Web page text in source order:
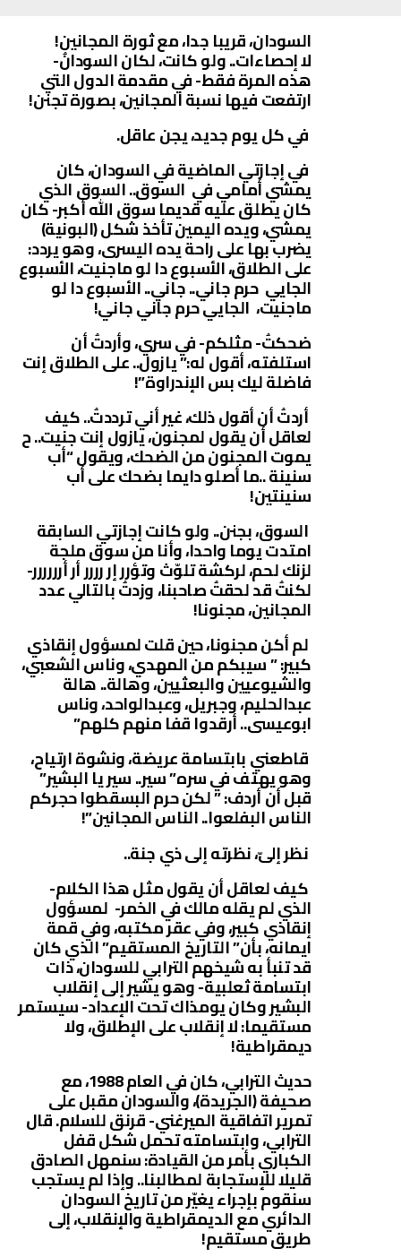
السودان، قريبا جدا، مع ثورة المجانين!
لا إحصاءات.. ولو كانت، لكان السودانُ-
هذه المرة فقط- في مقدمة الدول التي
ارتفعت فيها نسبة المجانين، بصورة تجنن!
في كل يوم جديد، يجن عاقل.
في إجازتي الماضية في السودان، كان
يمشي أمامي في السوق.. السوق الذي
كان يطلق عليه قديما سوق الله أكبر- كان
يمشي، ويده اليمين تأخذ شكل (البونية)
يضرب بها على راحة يده اليسرى، وهو يردد:
على الطلاق، الأسبوع دا لو ماجنيت، الأسبوع
الجايي حرم جاني.. جاني.. الأسبوع دا لو
ماجنيت، الجايي حرم جاني جاني!
ضحكتُ- مثلكم- في سري، وأردتُ أن
استلفته، أقول له:” يازول.. على الطلاق إنت
فاضلة ليك بس الإندراوة”!
أردتُ أن أقول ذلك، غير أني ترددتُ.. كيف
لعاقل أن يقول لمجنون، يازول إنت جنيت.. ح
يموت المجنون من الضحك، ويقول “أب
سنينة ..ما أصلو دايما بضحك على أب
سنينتين!
السوق، بجنن.. ولو كانت إجازتي السابقة
امتدت يوما واحدا، وأنا من سوق ملجة
لزنك لحم، لركشة تلوّث وتؤرر إر رررر أر أرررررر-
لكنتُ قد لحقتُ صاحبنا، وزدتُ بالتالي عدد
المجانين، مجنونا!
لم أكن مجنونا، حين قلت لمسؤول إنقاذي
كبير: ” سيبكم من المهدي، وناس الشعبي،
والشيوعيين والبعثيين، وهالة.. هالة
عبدالحليم، وجبريل، وعبدالواحد، وناس
ابوعيسى.. أرقدوا قفا منهم كلهم”
قاطعني بابتسامة عريضة، ونشوة ارتياح،
وهو يهتف في سره” سير.. سير يا البشير”
قبل أن أردف: ” لكن حرم البسقطوا حجركم
الناس البفلعوا.. الناس المجانين”!
نظر إلىّ، نظرته إلى ذي جنة..
كيف لعاقل أن يقول مثل هذا الكلام-
الذي لم يقله مالك في الخمر- لمسؤول
إنقاذي كبير، وفي عقر مكتبه، وفي قمة
ايمانه، بأن” التاريخ المستقيم” الذي كان
قد تنبأ به شيخهم الترابي للسودان، ذات
ابتسامة ثعلبية- وهو يشير إلى إنقلاب
البشير وكان يومذاك تحت الإعداد- سيستمر
مستقيما: لا إنقلاب على الإطلاق، ولا
ديمقراطية!
حديث الترابي، كان في العام 1988، مع
صحيفة (الجريدة)، والسودان مقبل على
تمرير اتفاقية الميرغني- قرنق للسلام. قال
الترابي، وابتسامته تحمل شكل قفل
الكباري بأمر من القيادة: سنمهل الصادق
قليلا للإستجابة لمطالبنا.. وإذا لم يستجب
سنقوم بإجراء يغيّر من تاريخ السودان
الدائري مع الديمقراطية والإنقلاب، إلى
طريق مستقيم!